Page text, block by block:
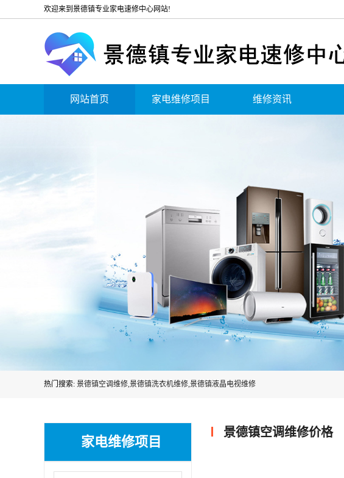
欢迎来到景德镇专业家电速修中心网站!
网站首页 家电维修项目 维修资讯
热门搜索: 景德镇空调维修,景德镇洗衣机维修,景德镇液晶电视维修
家电维修项目
景德镇空调维修价格